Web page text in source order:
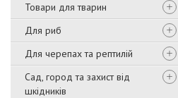
Товари для тварин
Для риб
Для черепах та рептилій
Сад, город та захист від
шкідників